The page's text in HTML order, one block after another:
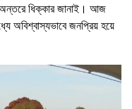
অন্তরে ধিক্কার জানাই। আজ
অবিশ্বাস্যভাবে জনপ্রিয় হয়ে